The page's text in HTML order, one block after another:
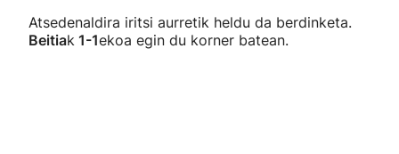
Atsedenaldira iritsi aurretik heldu da berdinketa.
Beitiak 1-1ekoa egin du korner batean.